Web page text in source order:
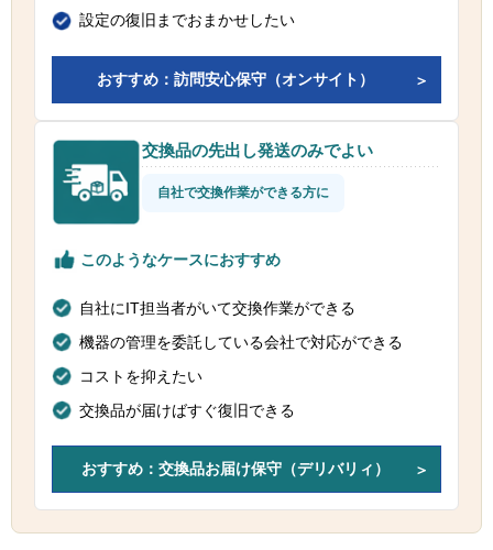
設定の復旧までおまかせしたい
おすすめ：訪問安心保守（オンサイト）
交換品の先出し発送のみでよい
自社で交換作業ができる方に
このようなケースにおすすめ
自社にIT担当者がいて交換作業ができる
機器の管理を委託している会社で対応ができる
コストを抑えたい
交換品が届けばすぐ復旧できる
おすすめ：交換品お届け保守（デリバリィ）